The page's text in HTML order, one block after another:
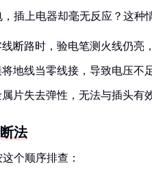
插上电器却毫无反应？这种
线断路时，验电笔测火线仍亮
地线当零线接，导致电压不
片失去弹性，无法与插头有
法
个顺序排查：